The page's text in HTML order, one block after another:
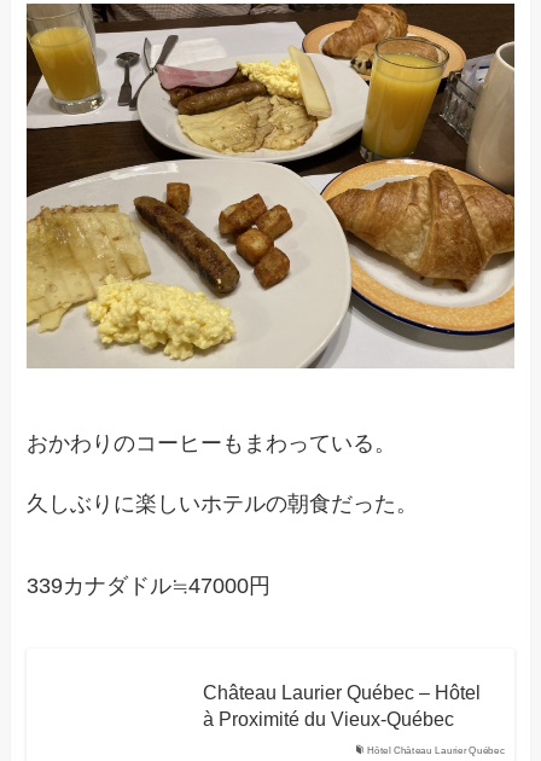
おかわりのコーヒーもまわっている。
久しぶりに楽しいホテルの朝食だった。
339カナダドル≒47000円
Hôtel Château Laurier Québec
Château Laurier Québec – Hôtel
à Proximité du Vieux-Québec